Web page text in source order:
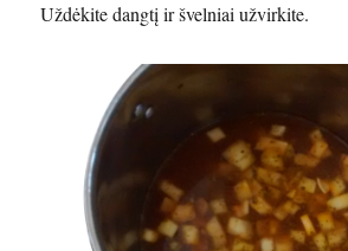
Uždėkite dangtį ir švelniai užvirkite.